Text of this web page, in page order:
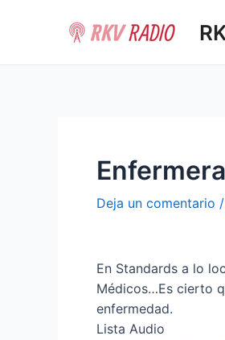
Deja un comentario
En Standards a lo
Médicos…Es cierto
enfermedad.
Lista Audio